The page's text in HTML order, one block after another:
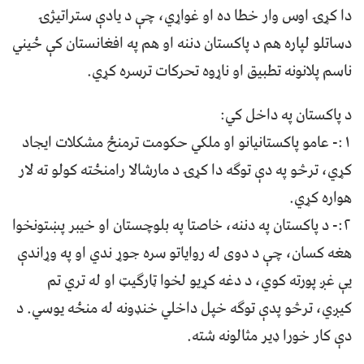
دا کړۍ اوس وار خطا ده او غواړي، چې د یادې ستراتیژۍ
دساتلو لپاره هم د پاکستان دننه او هم په افغانستان کې ځیني
ناسم پلانونه تطبیق او ناړوه تحرکات ترسره کړي.
د پاکستان په داخل کي:
۱:- عامو پاکستانیانو او ملکي حکومت ترمنځ مشکلات ایجاد
کړي، ترڅو په دې توګه دا کړۍ د مارشالا رامنځته کولو ته لار
هواره کړي.
۲:- د پاکستان په دننه، خاصتا په بلوچستان او خیبر پښتونخوا
هغه کسان، چې د دوی له روایاتو سره جوړ ندي او په وړاندې
یې غږ پورته کوي، د دغه کړیو لخوا ټارګیټ او له تري تم
کیږي، ترڅو پدې توګه خپل داخلي خنډونه له منځه یوسي. د
دې کار خورا ډیر مثالونه شته.